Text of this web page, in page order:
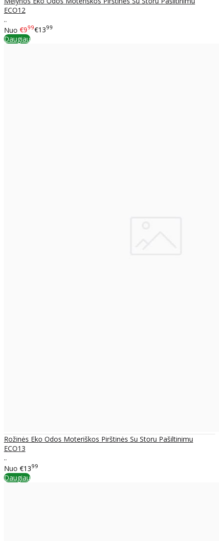
ECO12
..
Nuo €999€1399
Daugiau
Rožinės Eko Odos Moteriškos Pirštinės Su Storu Pašiltinimu
ECO13
..
Nuo €1399
Daugiau